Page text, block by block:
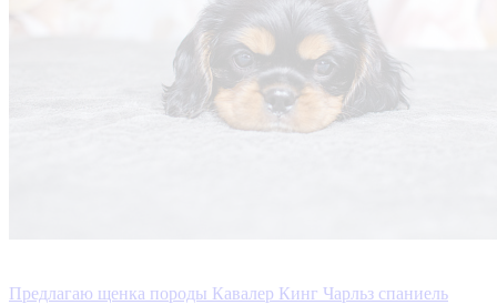
Предлагаю щенка породы Кавалер Кинг Чарльз спаниель